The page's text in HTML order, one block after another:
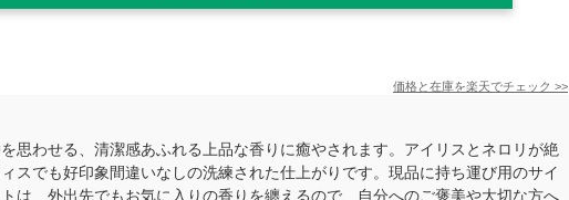
価格と在庫を楽天でチェック >>
思わせる、清潔感あふれる上品な香りに癒やされます。アイリスとネロリが絶
スでも好印象間違いなしの洗練された仕上がりです。現品に持ち運び用のサイ
は、外出先でもお気に入りの香りを纏えるので、自分へのご褒美や大切な方へ